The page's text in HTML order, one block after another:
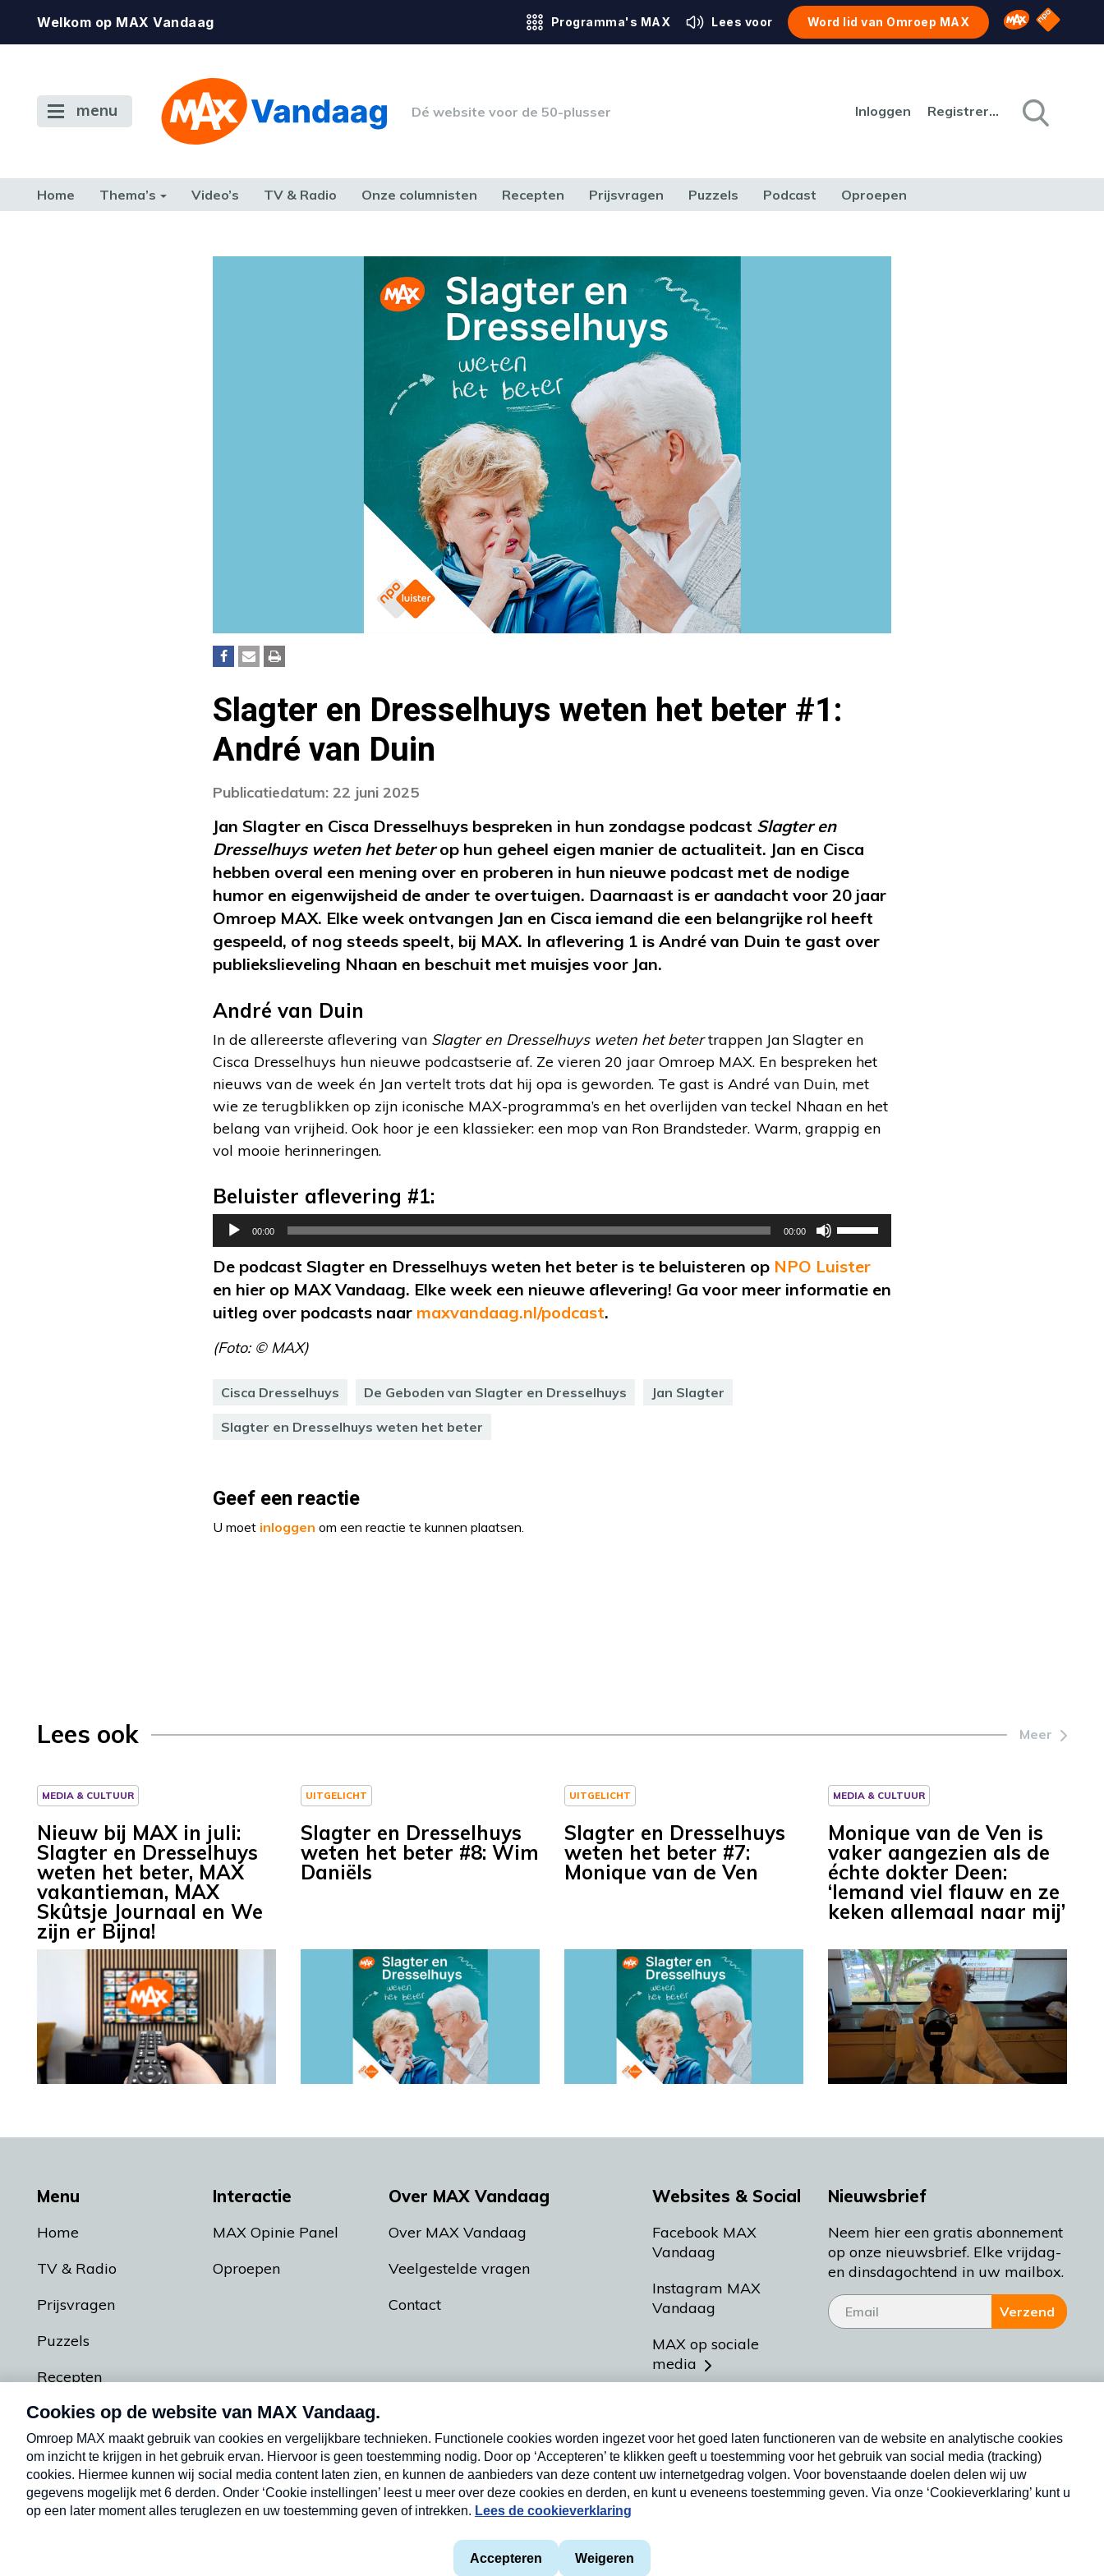
Welkom op MAX Vandaag Programma's MAX Lees voor Word lid van Omroep MAX Omroep MAX
NPO
menu Dé website voor de 50-plusser Inloggen Registreren
Home Thema’s Video’s TV & Radio Onze columnisten Recepten Prijsvragen Puzzels Podcast Oproepen
Slagter en Dresselhuys weten het beter #1:
André van Duin
Publicatiedatum: 22 juni 2025
Jan Slagter en Cisca Dresselhuys bespreken in hun zondagse podcast Slagter en
Dresselhuys weten het beterop hun geheel eigen manier de actualiteit. Jan en Cisca
hebben overal een mening over en proberen in hun nieuwe podcast met de nodige
humor en eigenwijsheid de ander te overtuigen. Daarnaast is er aandacht voor 20 jaar
Omroep MAX. Elke week ontvangen Jan en Cisca iemand die een belangrijke rol heeft
gespeeld, of nog steeds speelt, bij MAX. In aflevering 1 is André van Duin te gast over
publiekslieveling Nhaan en beschuit met muisjes voor Jan.
André van Duin
In de allereerste aflevering van Slagter en Dresselhuys weten het betertrappen Jan Slagter en
Cisca Dresselhuys hun nieuwe podcastserie af. Ze vieren 20 jaar Omroep MAX. En bespreken het
nieuws van de week én Jan vertelt trots dat hij opa is geworden. Te gast is André van Duin, met
wie ze terugblikken op zijn iconische MAX-programma’s en het overlijden van teckel Nhaan en het
belang van vrijheid. Ook hoor je een klassieker: een mop van Ron Brandsteder. Warm, grappig en
vol mooie herinneringen.
Beluister aflevering #1:
Audiospeler
00:00 00:00
Gebruik
Omhoog/Omlaag
pijltoetsen
om
De podcast Slagter en Dresselhuys weten het beter is te beluisteren op NPO Luister
en hier op MAX Vandaag. Elke week een nieuwe aflevering! Ga voor meer informatie en
uitleg over podcasts naar maxvandaag.nl/podcast.
(Foto: © MAX)
Cisca Dresselhuys De Geboden van Slagter en Dresselhuys Jan Slagter
Slagter en Dresselhuys weten het beter
Geef een reactie
U moet inloggen om een reactie te kunnen plaatsen.
Lees ook Meer
MEDIA & CULTUUR
Nieuw bij MAX in juli:
Slagter en Dresselhuys
weten het beter, MAX
vakantieman, MAX
Skûtsje Journaal en We
zijn er Bijna!
UITGELICHT
Slagter en Dresselhuys
weten het beter #8: Wim
Daniëls
UITGELICHT
Slagter en Dresselhuys
weten het beter #7:
Monique van de Ven
MEDIA & CULTUUR
Monique van de Ven is
vaker aangezien als de
échte dokter Deen:
‘Iemand viel flauw en ze
keken allemaal naar mij’
Menu
Home
TV & Radio
Prijsvragen
Puzzels
Recepten
Podcasts
Interactie
MAX Opinie Panel
Oproepen
Over MAX Vandaag
Over MAX Vandaag
Veelgestelde vragen
Contact
Websites & Social
Facebook MAX
Vandaag
Instagram MAX
Vandaag
MAX op sociale
media
Meldpunt Actueel
Heel Holland Bakt
Nieuwsbrief
Neem hier een gratis abonnement
op onze nieuwsbrief. Elke vrijdag-
en dinsdagochtend in uw mailbox.
Verzend
Privacyverklaring Cookieverklaring
Nieuwsbrief
Neem hier een gratis abonnement op onze